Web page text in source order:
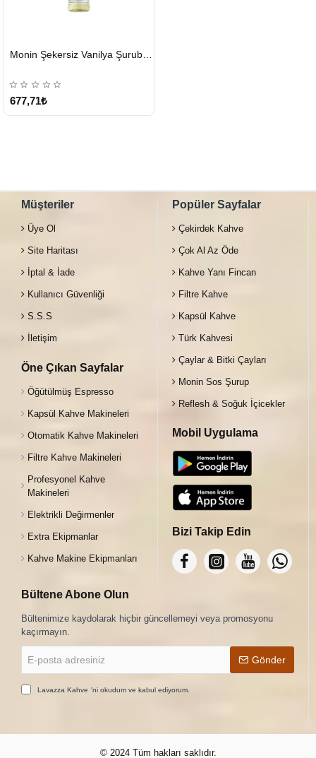
GÖNDERİ
677,71₺
Müşteriler
Üye Ol
Site Haritası
İptal & İade
Kullanıcı Güvenliği
S.S.S
İletişim
Öne Çıkan Sayfalar
Öğütülmüş Espresso
Kapsül Kahve Makineleri
Otomatik Kahve Makineleri
Filtre Kahve Makineleri
Profesyonel Kahve
Makineleri
Elektrikli Değirmenler
Extra Ekipmanlar
Kahve Makine Ekipmanları
Popüler Sayfalar
Çekirdek Kahve
Çok Al Az Öde
Kahve Yanı Fincan
Filtre Kahve
Kapsül Kahve
Türk Kahvesi
Çaylar & Bitki Çayları
Monin Sos Şurup
Reflesh & Soğuk İçicekler
Mobil Uygulama
Bizi Takip Edin
Bültene Abone Olun
Bültenimize kaydolarak hiçbir güncellemeyi veya promosyonu
kaçırmayın.
posta
adresiniz
Gönder
Lavazza Kahve 'ni okudum ve kabul ediyorum.
© 2024 Tüm hakları saklıdır.